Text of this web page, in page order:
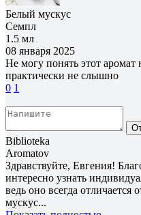
Белый мускус
Семпл
1.5 мл
08 января 2025
Не могу понять этот аромат
практически не слышно
0 1
Biblioteka
Aromatov
Здравствуйте, Евгения!
интересно узнать
ведь оно всегда
мускус...